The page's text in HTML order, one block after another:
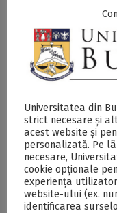
în
SECŢIUNE
PERSOANELE
Marele
InnovationLabs,
de Matematică
Universitatea din
strict necesare și
acest website și
personalizată. Pe
necesare,
cookie opționale
experiența
website-ului (ex.
identificarea